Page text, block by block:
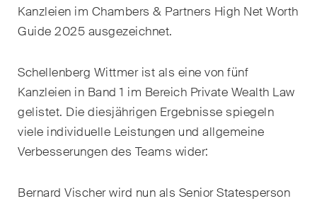
Kanzleien im Chambers & Partners High Net Worth
Guide 2025 ausgezeichnet.
Schellenberg Wittmer ist als eine von fünf
Kanzleien in Band 1 im Bereich Private Wealth Law
gelistet. Die diesjährigen Ergebnisse spiegeln
viele individuelle Leistungen und allgemeine
Verbesserungen des Teams wider:
Bernard Vischer wird nun als Senior Statesperson
Sprache*
Land*
Newsletters & Newsflashes